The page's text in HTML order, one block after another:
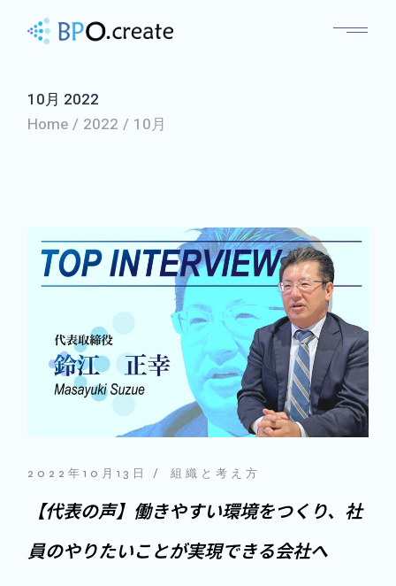
10月 2022
Home
2022 10月
2022年10月13日 組織と考え方
【代表の声】働きやすい環境をつくり、社
員のやりたいことが実現できる会社へ